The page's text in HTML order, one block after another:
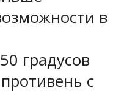
в
градусов
с